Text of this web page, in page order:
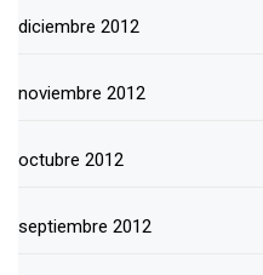
diciembre 2012
noviembre 2012
octubre 2012
septiembre 2012